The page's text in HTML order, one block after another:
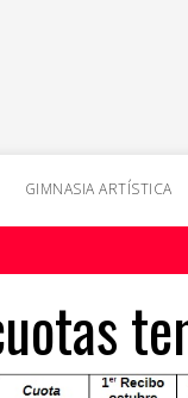
GIMNASIA ARTÍSTICA